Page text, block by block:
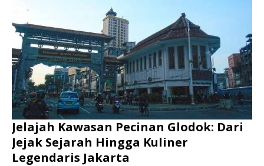
Jelajah Kawasan Pecinan Glodok: Dari
Jejak Sejarah Hingga Kuliner
Legendaris Jakarta